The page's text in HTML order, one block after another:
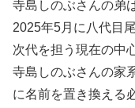
寺島しのぶさんの弟
2025年5月に八代目
次代を担う現在の中
寺島しのぶさんの家
に名前を置き換える